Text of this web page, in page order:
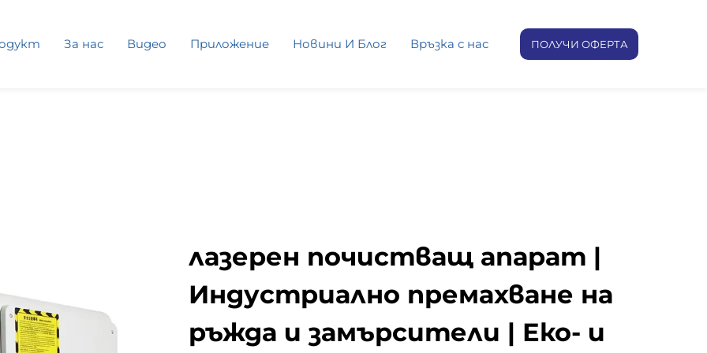
За нас Видео Приложение Новини И Блог Връзка с нас ПОЛУЧИ ОФЕРТА
лазерен почистващ апарат |
Индустриално премахване на
ръжда и замърсители | Еко- и